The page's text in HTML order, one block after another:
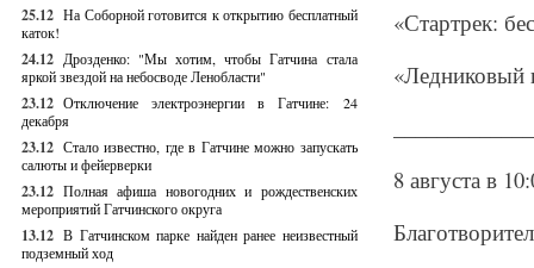
25.12 На Соборной готовится к открытию бесплатный
каток!
24.12 Дрозденко: "Мы хотим, чтобы Гатчина стала
яркой звездой на небосводе Ленобласти"
23.12 Отключение электроэнергии в Гатчине: 24
декабря
23.12 Стало известно, где в Гатчине можно запускать
салюты и фейерверки
23.12 Полная афиша новогодних и рождественских
мероприятий Гатчинского округа
13.12 В Гатчинском парке найден ранее неизвестный
подземный ход
«Стартрек:
«Ледниковый
8 августа в